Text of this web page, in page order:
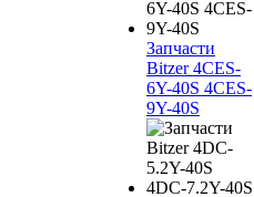
Запчасти
Bitzer 4CES-
6Y-40S 4CES-
9Y-40S